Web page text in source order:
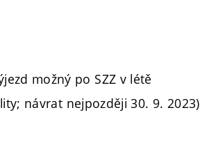
možný po SZZ v létě
návrat nejpozději 30. 9. 2023)